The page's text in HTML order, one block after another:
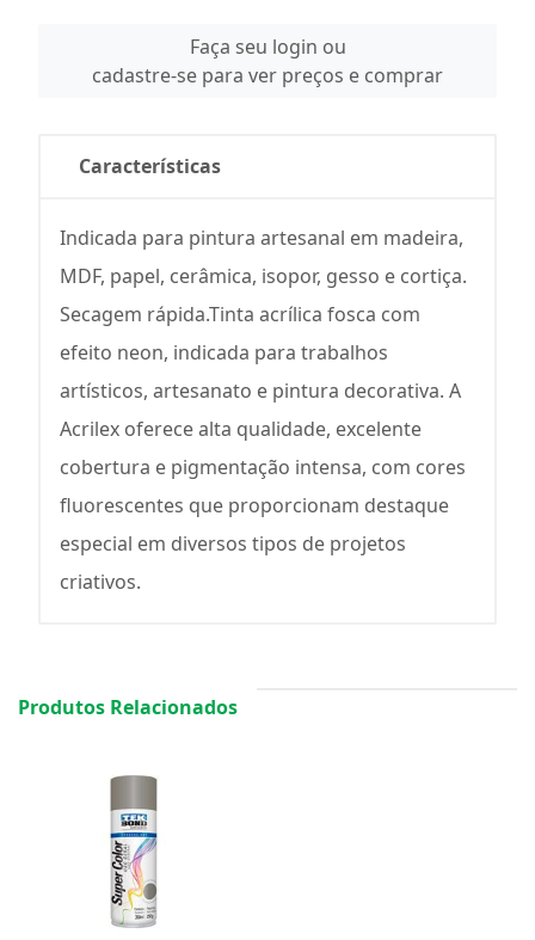
Faça seu login ou
cadastre-se para ver preços e comprar
Características
Indicada para pintura artesanal em madeira,
MDF, papel, cerâmica, isopor, gesso e cortiça.
Secagem rápida.Tinta acrílica fosca com
efeito neon, indicada para trabalhos
artísticos, artesanato e pintura decorativa. A
Acrilex oferece alta qualidade, excelente
cobertura e pigmentação intensa, com cores
fluorescentes que proporcionam destaque
especial em diversos tipos de projetos
criativos.
Produtos Relacionados